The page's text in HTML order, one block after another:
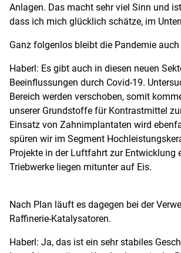
Anlagen. Das macht sehr viel Sinn und
dass ich mich glücklich schätze, im
Ganz folgenlos bleibt die Pandemie
Haberl: Es gibt auch in diesen neuen
Beeinflussungen durch Covid-19.
Bereich werden verschoben, somit
unserer Grundstoffe für Kontrastmittel
Einsatz von Zahnimplantaten wird
spüren wir im Segment
Projekte in der Luftfahrt zur Entwicklung
Triebwerke liegen mitunter auf Eis.
Nach Plan läuft es dagegen bei der
Raffinerie-Katalysatoren.
Haberl: Ja, das ist ein sehr stabiles